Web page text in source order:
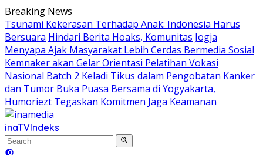
Skip
to
content
Breaking News
Tsunami Kekerasan Terhadap Anak: Indonesia Harus
Bersuara Hindari Berita Hoaks, Komunitas Jogja
Menyapa Ajak Masyarakat Lebih Cerdas Bermedia Sosial
Kemnaker akan Gelar Orientasi Pelatihan Vokasi
Nasional Batch 2 Keladi Tikus dalam Pengobatan Kanker
dan Tumor Buka Puasa Bersama di Yogyakarta,
Humoriezt Tegaskan Komitmen Jaga Keamanan
inaTVIndeks